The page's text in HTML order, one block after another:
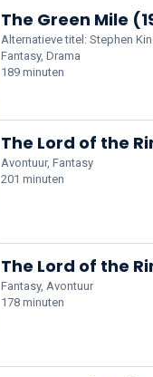
The Green Mile
Alternatieve titel: Stephen
Fantasy, Drama
189 minuten
The Lord of the
Avontuur, Fantasy
201 minuten
The Lord of the
Fantasy, Avontuur
178 minuten